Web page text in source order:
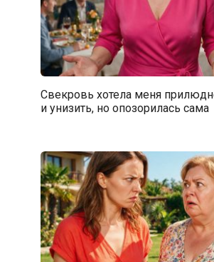
Свекровь хотела меня
и унизить, но опозорилась сама